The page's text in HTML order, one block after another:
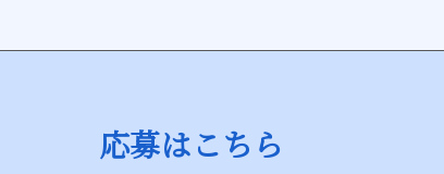
応募はこちら